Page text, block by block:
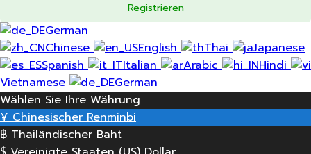
Registrieren
German
Chinese
English Thai
Japanese
Spanish
Italian Arabic
Hindi
Vietnamese
German
Wählen Sie Ihre Währung
¥ Chinesischer Renminbi
฿ Thailändischer Baht